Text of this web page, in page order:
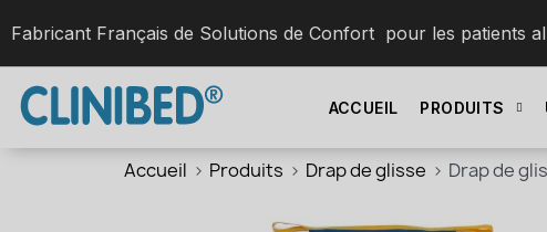
Fabricant Français de Solutions de Confort pour les patients
ACCUEIL PRODUITS
Accueil Produits Drap de glisse Drap de